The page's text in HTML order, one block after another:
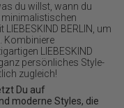
du willst, wann du
minimalistischen
BERLIN, um
Kombiniere
LIEBESKIND
persönliches Style-
zugleich!
Du auf
moderne Styles, die